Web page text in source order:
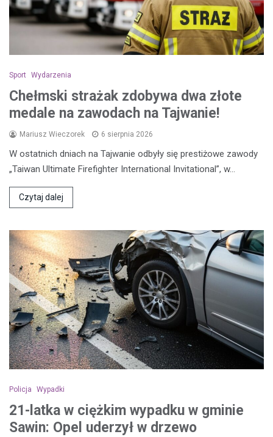
Sport Wydarzenia
Chełmski strażak zdobywa dwa złote
medale na zawodach na Tajwanie!
Mariusz Wieczorek 6 sierpnia 2026
W ostatnich dniach na Tajwanie odbyły się prestiżowe zawody
„Taiwan Ultimate Firefighter International Invitational”, w…
Czytaj dalej
Policja Wypadki
21-latka w ciężkim wypadku w gminie
Sawin: Opel uderzył w drzewo